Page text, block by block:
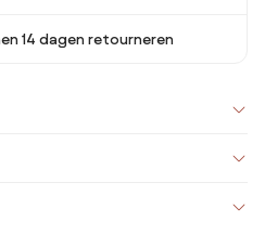
14 dagen retourneren